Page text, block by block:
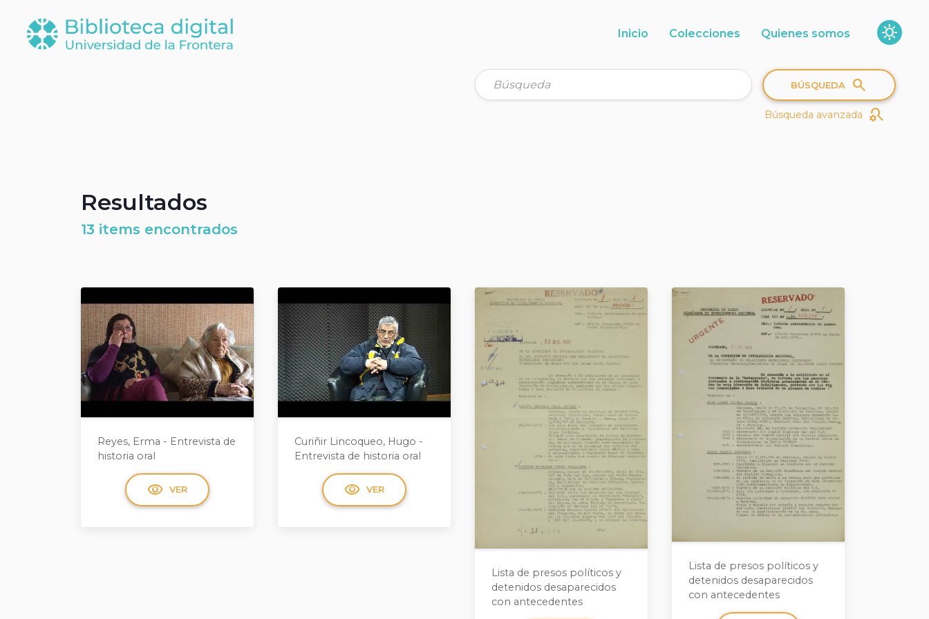
sunny
Inicio Colecciones Quienes somos
BÚSQUEDA search
Búsqueda avanzada search_gear
Resultados
13 items encontrados
Reyes, Erma - Entrevista de
historia oral
visibility VER
Curiñir Lincoqueo, Hugo -
Entrevista de historia oral
visibility VER
Lista de presos políticos y
detenidos desaparecidos
con antecedentes
Lista de presos políticos y
detenidos desaparecidos
con antecedentes